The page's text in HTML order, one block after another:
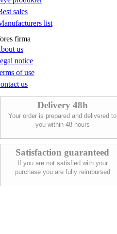
sales
list
firma
us
notice
of use
us
Delivery 48h
Your order is prepared and delivered to
you within 48 hours
Satisfaction guaranteed
If you are not satisfied with your
purchase you are fully reimbursed